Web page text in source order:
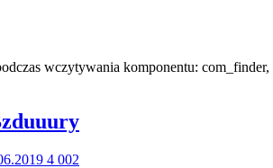
wczytywania komponentu: com_finder,